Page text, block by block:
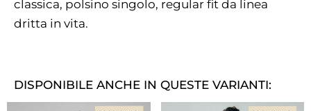
classica, polsino singolo, regular fit da linea
dritta in vita.
DISPONIBILE ANCHE IN QUESTE VARIANTI: